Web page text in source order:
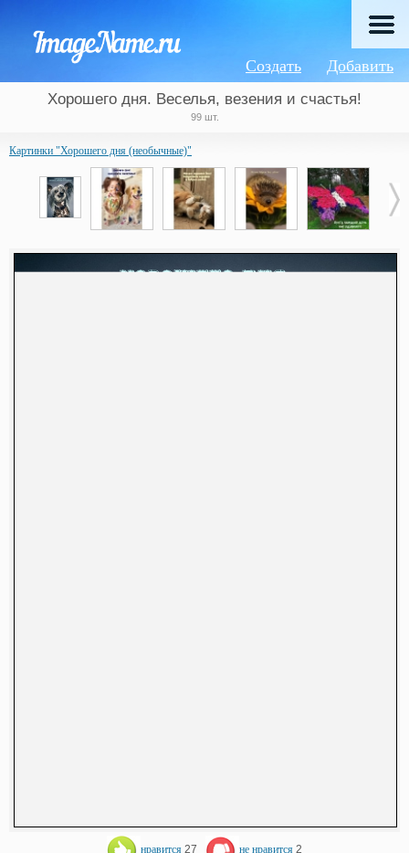
Добавить
Создать
Хорошего дня. Веселья, везения и счастья!
99 шт.
Картинки "Хорошего дня (необычные)"
нравится 27 не нравится 2